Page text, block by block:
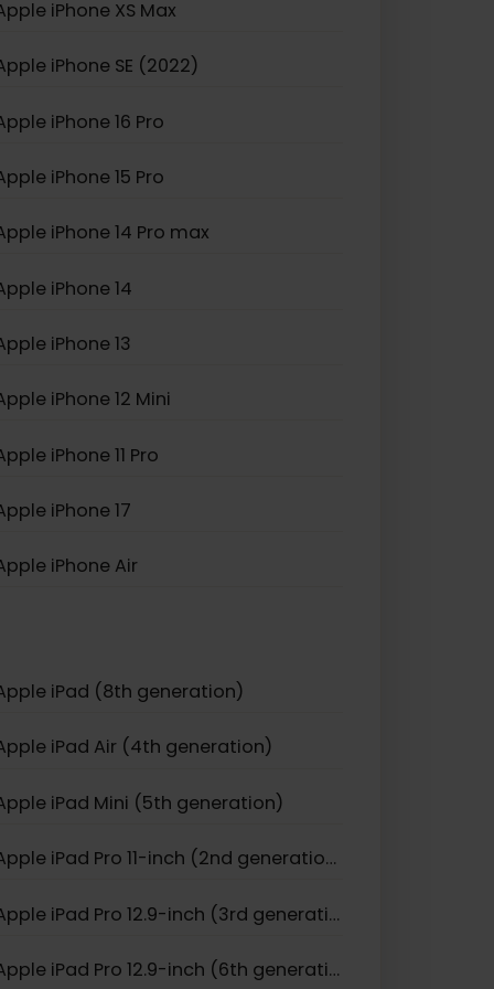
Apple iPhone XS Max
Apple iPhone SE (2022)
Apple iPhone 16 Pro
Apple iPhone 15 Pro
Apple iPhone 14 Pro max
Apple iPhone 14
Apple iPhone 13
Apple iPhone 12 Mini
Apple iPhone 17
Apple iPhone Air